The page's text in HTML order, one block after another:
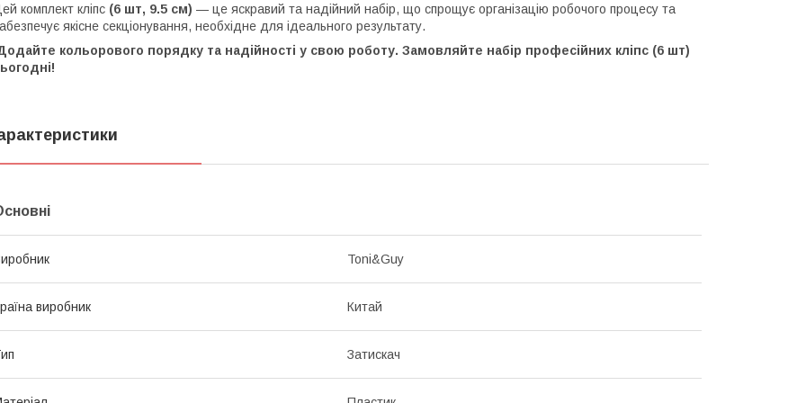
комплект кліпс (6 шт, 9.5 см) — це яскравий та надійний набір, що спрощує організацію робочого процесу та
якісне секціонування, необхідне для ідеального результату.
кольорового порядку та надійності у свою роботу. Замовляйте набір професійних кліпс (6 шт)
Toni&Guy
виробник Китай
Затискач